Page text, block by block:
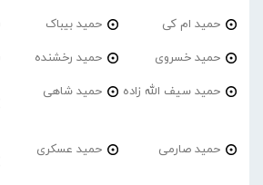
حمید ام کی حمید بیباک
حمید خسروی حمید رخشنده
حمید سیف الله زاده حمید شاهی
حمید صارمی حمید عسکری